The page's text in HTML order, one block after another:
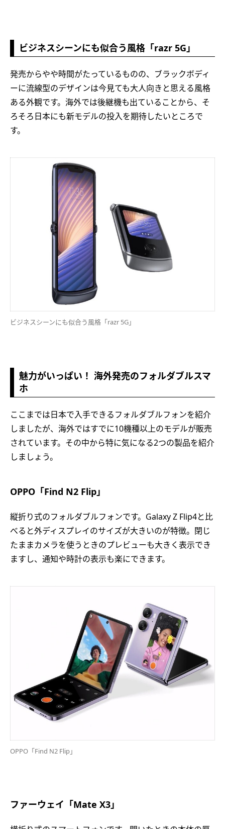
ビジネスシーンにも似合う風格「razr 5G」
発売からやや時間がたっているものの、ブラックボディ
ーに流線型のデザインは今見ても大人向きと思える風格
ある外観です。海外では後継機も出ていることから、そ
ろそろ日本にも新モデルの投入を期待したいところで
す。
ビジネスシーンにも似合う風格「razr 5G」
魅力がいっぱい！ 海外発売のフォルダブルスマ
ホ
ここまでは日本で入手できるフォルダブルフォンを紹介
しましたが、海外ではすでに10機種以上のモデルが販売
されています。その中から特に気になる2つの製品を紹介
しましょう。
OPPO「Find N2 Flip」
縦折り式のフォルダブルフォンです。Galaxy Z Flip4と比
べると外ディスプレイのサイズが大きいのが特徴。閉じ
たままカメラを使うときのプレビューも大きく表示でき
ますし、通知や時計の表示も楽にできます。
OPPO「Find N2 Flip」
ファーウェイ「Mate X3」